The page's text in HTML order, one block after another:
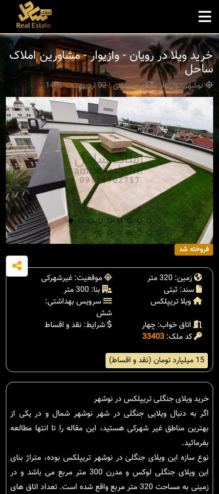
خرید ویلا در رویان - وازیوار - مشاورین املاک
ساحل
نوشهر - وازیوار بروزرسانی : 02 اردیبهشت 1403
فروخته شد
زمین: 320 متر
موقعیت: غیرشهرکی
سند: ثبتی
بنا: 300 متر
ویلا تریپلکس
سرویس بهداشتی:
شش
اتاق خواب: چهار
شرایط: نقد و اقساط
کد ملک: 33403
15 میلیارد تومان (نقد و اقساط)
خرید ویلای جنگلی تریپلکس در نوشهر
اگر به دنبال ویلایی جنگلی در شهر نوشهر شمال و در یکی از
بهترین مناطق غیر شهرکی هستید، این مقاله را تا انتها مطالعه
بفرمائید.
نوع سازه این ویلای جنگلی در نوشهر تریپلکس بوده، متراژ بنای
این ویلای جنگلی لوکس و مدرن 300 متر مربع می باشد و در
زمینی به مساحت 320 متر مربع واقع شده است. تعداد اتاق های